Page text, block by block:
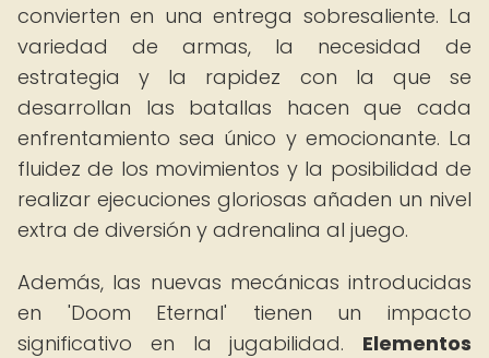
convierten en una entrega sobresaliente. La
variedad de armas, la necesidad de
estrategia y la rapidez con la que se
desarrollan las batallas hacen que cada
enfrentamiento sea único y emocionante. La
fluidez de los movimientos y la posibilidad de
realizar ejecuciones gloriosas añaden un nivel
extra de diversión y adrenalina al juego.
Además, las nuevas mecánicas introducidas
en 'Doom Eternal' tienen un impacto
significativo en la jugabilidad. Elementos